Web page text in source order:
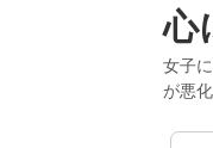
心
女子
が悪